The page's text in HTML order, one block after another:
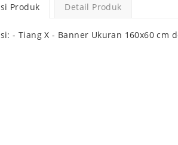
Produk Detail Produk
- Tiang X - Banner Ukuran 160x60